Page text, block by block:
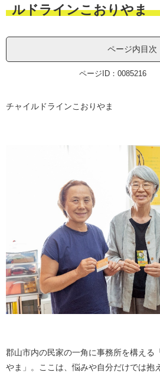
ルドラインこおりやま
ページ内目次
ページID：0085216
チャイルドラインこおりやま
郡山市内の民家の一角に事務所を構える
やま」。ここは、悩みや自分だけでは抱